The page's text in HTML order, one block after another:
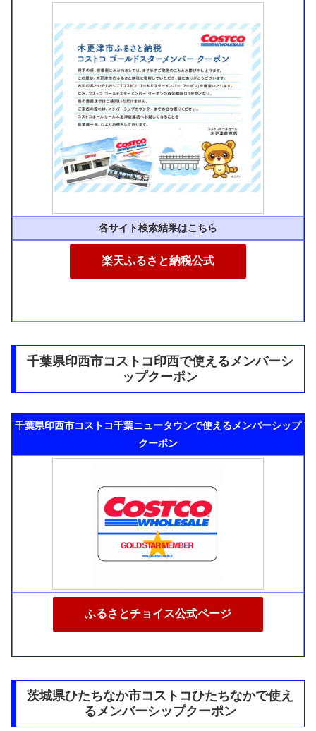
各サイト検索結果はこちら
楽天ふるさと納税公式
千葉県印西市コストコ印西で使えるメンバーシ
ップクーポン
千葉県印西市コストコ千葉ニュータウンで使えるメンバーシップ
クーポン
ふるさとチョイス公式ページ
茨城県ひたちなか市コストコひたちなかで使え
るメンバーシップクーポン